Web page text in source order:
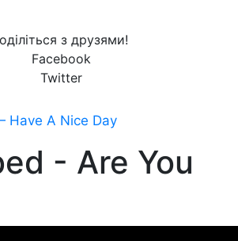
з друзями!
Facebook
Twitter
Have A Nice Day
- Are You